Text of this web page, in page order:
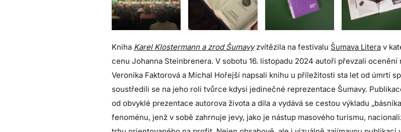
Kniha Karel Klostermann a zrod Šumavyzvítězila na festivalu Šumava Litera v
cenu Johanna Steinbrenera. V sobotu 16. listopadu 2024 autoři převzali
Veronika Faktorová a Michal Hořejší napsali knihu u příležitosti sta let od úmrtí
soustředili se na jeho roli tvůrce kdysi jedinečné reprezentace Šumavy.
od obvyklé prezentace autorova života a díla a vydává se cestou výkladu
fenoménu, jenž v sobě zahrnuje jevy, jako je nástup masového turismu,